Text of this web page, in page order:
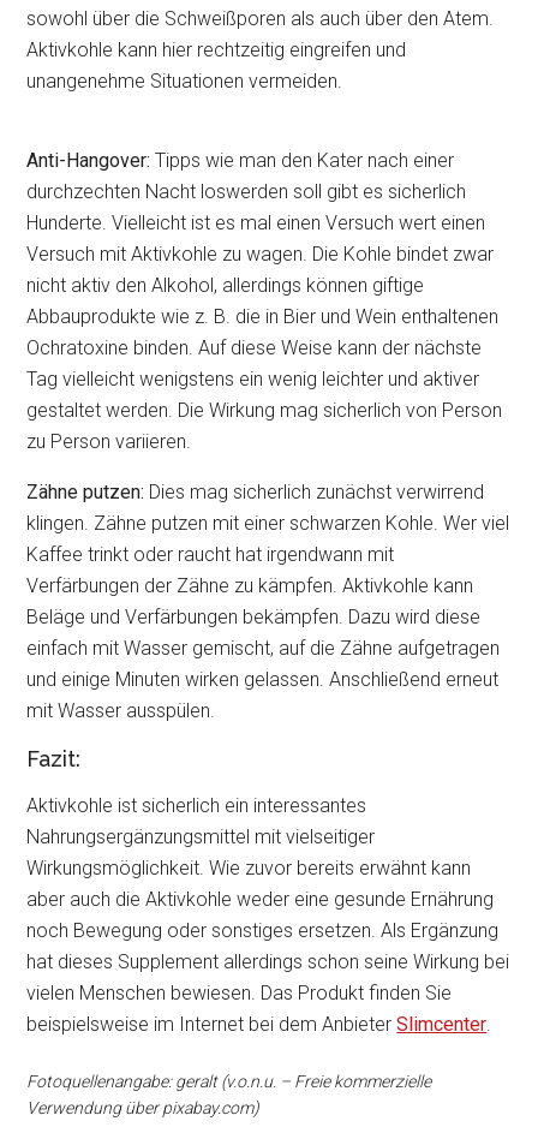
sowohl über die Schweißporen als auch über den Atem.
Aktivkohle kann hier rechtzeitig eingreifen und
unangenehme Situationen vermeiden.
Anti-Hangover: Tipps wie man den Kater nach einer
durchzechten Nacht loswerden soll gibt es sicherlich
Hunderte. Vielleicht ist es mal einen Versuch wert einen
Versuch mit Aktivkohle zu wagen. Die Kohle bindet zwar
nicht aktiv den Alkohol, allerdings können giftige
Abbauprodukte wie z. B. die in Bier und Wein enthaltenen
Ochratoxine binden. Auf diese Weise kann der nächste
Tag vielleicht wenigstens ein wenig leichter und aktiver
gestaltet werden. Die Wirkung mag sicherlich von Person
zu Person variieren.
Zähne putzen: Dies mag sicherlich zunächst verwirrend
klingen. Zähne putzen mit einer schwarzen Kohle. Wer viel
Kaffee trinkt oder raucht hat irgendwann mit
Verfärbungen der Zähne zu kämpfen. Aktivkohle kann
Beläge und Verfärbungen bekämpfen. Dazu wird diese
einfach mit Wasser gemischt, auf die Zähne aufgetragen
und einige Minuten wirken gelassen. Anschließend erneut
mit Wasser ausspülen.
Fazit:
Aktivkohle ist sicherlich ein interessantes
Nahrungsergänzungsmittel mit vielseitiger
Wirkungsmöglichkeit. Wie zuvor bereits erwähnt kann
aber auch die Aktivkohle weder eine gesunde Ernährung
noch Bewegung oder sonstiges ersetzen. Als Ergänzung
hat dieses Supplement allerdings schon seine Wirkung bei
vielen Menschen bewiesen. Das Produkt finden Sie
beispielsweise im Internet bei dem AnbieterSlimcenter.
Fotoquellenangabe: geralt (v.o.n.u. – Freie kommerzielle
Verwendung über pixabay.com)